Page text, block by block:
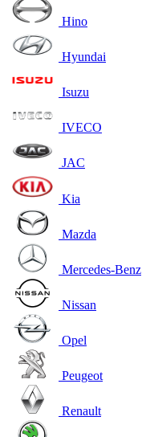
Hino
Hyundai
Isuzu
IVECO
JAC
Kia
Mazda
Mercedes-Benz
Nissan
Opel
Peugeot
Renault